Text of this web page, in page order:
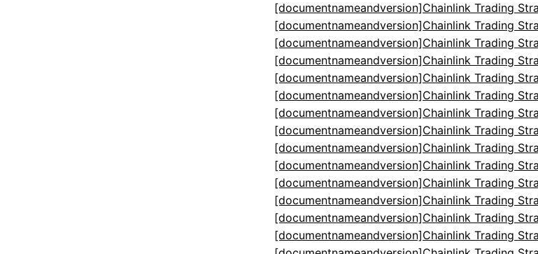
[documentnameandversion]Chainlink Trading
[documentnameandversion]Chainlink Trading
[documentnameandversion]Chainlink Trading
[documentnameandversion]Chainlink Trading
[documentnameandversion]Chainlink Trading
[documentnameandversion]Chainlink Trading
[documentnameandversion]Chainlink Trading
[documentnameandversion]Chainlink Trading
[documentnameandversion]Chainlink Trading
[documentnameandversion]Chainlink Trading
[documentnameandversion]Chainlink Trading
[documentnameandversion]Chainlink Trading
[documentnameandversion]Chainlink Trading
[documentnameandversion]Chainlink Trading